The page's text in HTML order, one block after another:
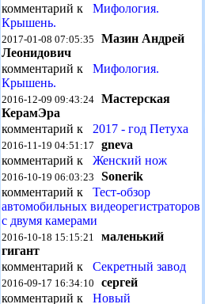
комментарий к Мифология.
Крышень.
2017-01-08 07:05:35 Мазин Андрей
Леонидович
комментарий к Мифология.
Крышень.
2016-12-09 09:43:24 Мастерская
КерамЭра
комментарий к 2017 - год Петуха
2016-11-19 04:51:17 gneva
комментарий к Женский нож
2016-10-19 06:03:23 Sonerik
комментарий к Тест-обзор
автомобильных видеорегистраторов
с двумя камерами
2016-10-18 15:15:21 маленький
гигант
комментарий к Секретный завод
2016-09-17 16:34:10 сергей
комментарий к Новый